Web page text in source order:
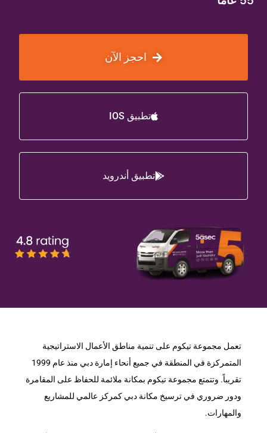
احجز الآن
تطبيق IOS
تطبيق أندرويد
تعمل مجموعة تيكوم على تنمية مناطق الأعمال الاستراتيجية
المتمركزة في المنطقة في جميع أنحاء إمارة دبي منذ عام 1999
تقريباً. وتتمتع مجموعة تيكوم بمكانة ملائمة للحفاظ على المقامرة
ودور ضروري في ترسيخ مكانة دبي كمركز عالمي للمشاريع
والمهارات.